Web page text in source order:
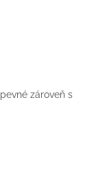
pevné zároveň s